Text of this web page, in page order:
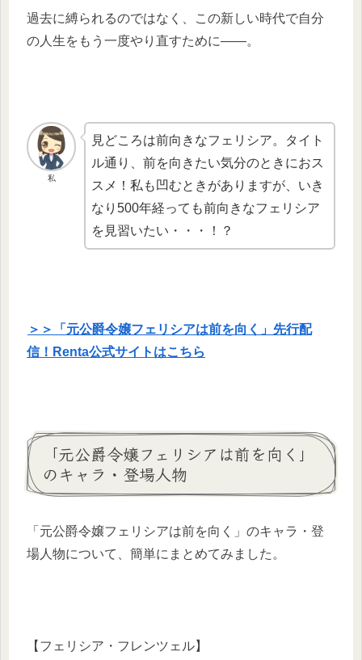
過去に縛られるのではなく、この新しい時代で自分
の人生をもう一度やり直すために――。
私
見どころは前向きなフェリシア。タイト
ル通り、前を向きたい気分のときにおス
スメ！私も凹むときがありますが、いき
なり500年経っても前向きなフェリシア
を見習いたい・・・！？
＞＞「元公爵令嬢フェリシアは前を向く」先行配
信！Renta公式サイトはこちら
「元公爵令嬢フェリシアは前を向く」
のキャラ・登場人物
「元公爵令嬢フェリシアは前を向く」のキャラ・登
場人物について、簡単にまとめてみました。
【フェリシア・フレンツェル】